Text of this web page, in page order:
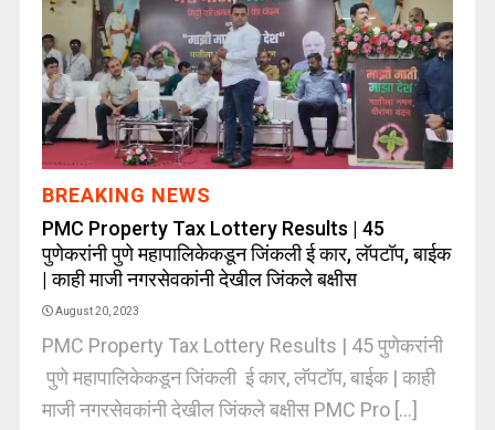
BREAKING NEWS
PMC Property Tax Lottery Results | 45
पुणेकरांनी पुणे महापालिकेकडून जिंकली ई कार, लॅपटॉप, बाईक
| काही माजी नगरसेवकांनी देखील जिंकले बक्षीस
August 20, 2023
PMC Property Tax Lottery Results | 45 पुणेकरांनी
पुणे महापालिकेकडून जिंकली ई कार, लॅपटॉप, बाईक | काही
माजी नगरसेवकांनी देखील जिंकले बक्षीस PMC Pro [...]